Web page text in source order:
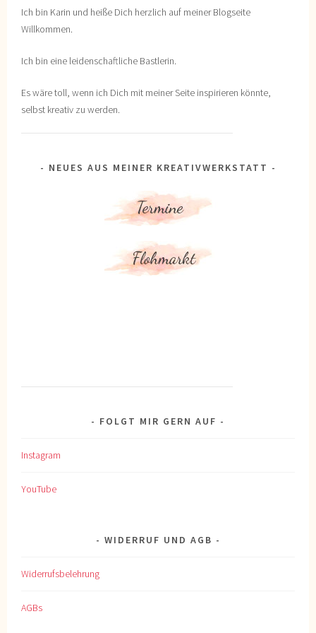
Ich bin Karin und heiße Dich herzlich auf meiner Blogseite
Willkommen.
Ich bin eine leidenschaftliche Bastlerin.
Es wäre toll, wenn ich Dich mit meiner Seite inspirieren könnte,
selbst kreativ zu werden.
NEUES AUS MEINER KREATIVWERKSTATT
FOLGT MIR GERN AUF
Instagram
YouTube
WIDERRUF UND AGB
Widerrufsbelehrung
AGBs